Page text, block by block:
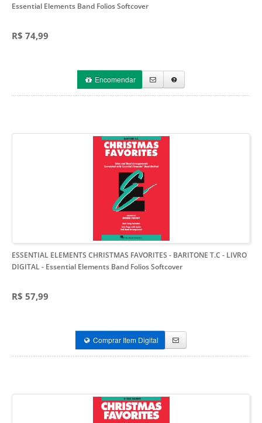
Essential Elements Band Folios Softcover
R$ 74,99
Encomendar
ESSENTIAL ELEMENTS CHRISTMAS FAVORITES - BARITONE T.C - LIVRO
DIGITAL- Essential Elements Band Folios Softcover
R$ 57,99
Comprar Item Digital